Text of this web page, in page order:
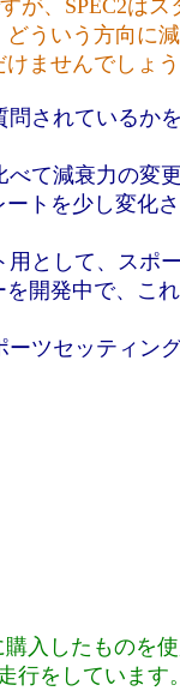
が、SPEC2はス
ういう方向に
ませんでしょ
問されているか
べて減衰力の変
トを少し変化
用として、スポ
開発中で、こ
ーツセッティン
購入したものを
行をしています